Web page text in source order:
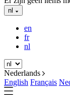
nl
en
fr
nl
Nederlands
English Français